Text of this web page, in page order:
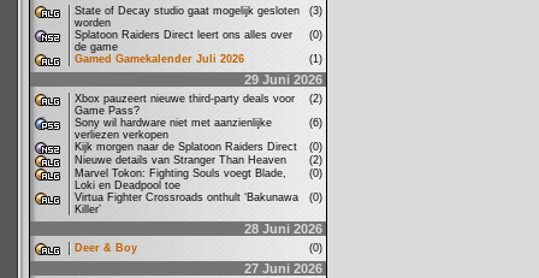
State of Decay studio gaat mogelijk gesloten
worden
(3)
Splatoon Raiders Direct leert ons alles over
de game
(0)
Gamed Gamekalender Juli 2026
(1)
29 Juni 2026
Xbox pauzeert nieuwe third-party deals voor
Game Pass?
(2)
Sony wil hardware niet met aanzienlijke
verliezen verkopen
(6)
Kijk morgen naar de Splatoon Raiders Direct
(0)
Nieuwe details van Stranger Than Heaven
(2)
Marvel Tokon: Fighting Souls voegt Blade,
Loki en Deadpool toe
(0)
Virtua Fighter Crossroads onthult ‘Bakunawa
Killer’
(0)
28 Juni 2026
Deer & Boy (0)
27 Juni 2026